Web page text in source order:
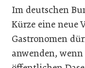
Im deutschen
Kürze eine neue
Gastronomen
anwenden,